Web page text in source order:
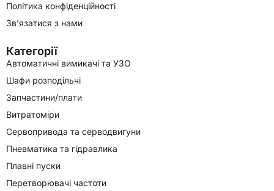
Політика конфіденційності
Зв’язатися з нами
Категорії
Автоматичні вимикачі та УЗО
Шафи розподільчі
Запчастини/плати
Витратоміри
Сервопривода та серводвигуни
Пневматика та гідравлика
Плавні пуски
Перетворювачі частоти